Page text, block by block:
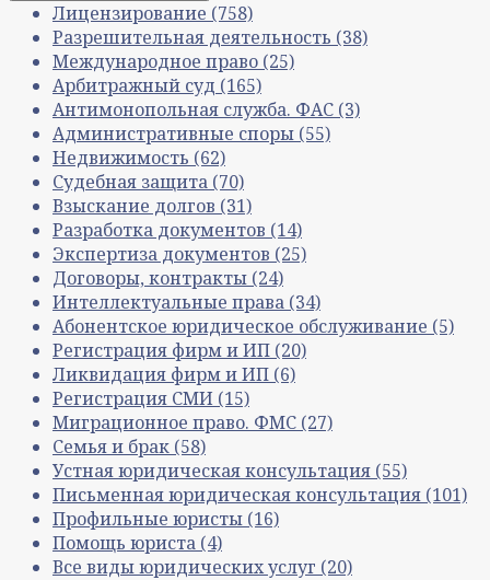
Лицензирование (758)
Разрешительная деятельность (38)
Международное право (25)
Арбитражный суд (165)
Антимонопольная служба. ФАС (3)
Административные споры (55)
Недвижимость (62)
Судебная защита (70)
Взыскание долгов (31)
Разработка документов (14)
Экспертиза документов (25)
Договоры, контракты (24)
Интеллектуальные права (34)
Абонентское юридическое обслуживание (5)
Регистрация фирм и ИП (20)
Ликвидация фирм и ИП (6)
Регистрация СМИ (15)
Миграционное право. ФМС (27)
Семья и брак (58)
Устная юридическая консультация (55)
Письменная юридическая консультация (101)
Профильные юристы (16)
Помощь юриста (4)
Все виды юридических услуг (20)